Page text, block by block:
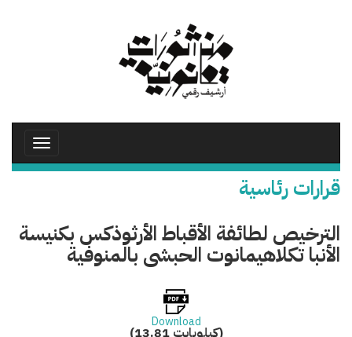
Toggle
قرارات رئاسية
الترخيص لطائفة الأقباط الأرثوذكس بكنيسة
الأنبا تكلاهيمانوت الحبشى بالمنوفية
Download
(13.81 كيلوبايت)